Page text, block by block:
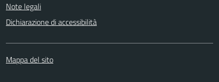
Note legali
Dichiarazione di accessibilità
Mappa del sito